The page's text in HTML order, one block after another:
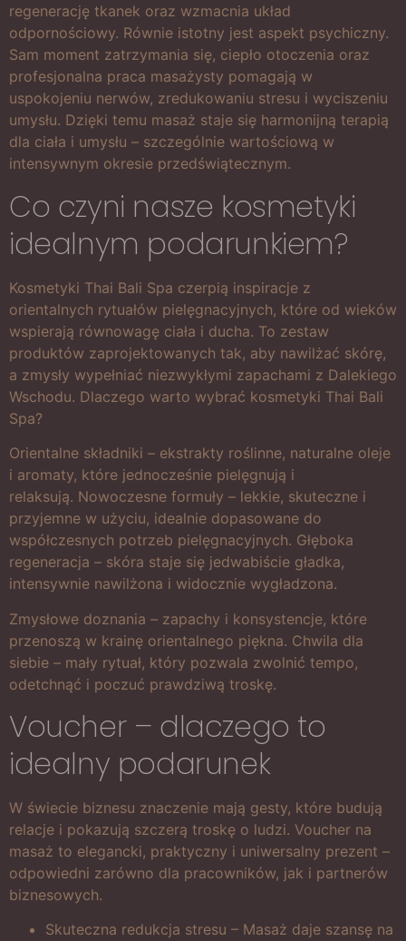
regenerację tkanek oraz wzmacnia układ
odpornościowy. Równie istotny jest aspekt psychiczny.
Sam moment zatrzymania się, ciepło otoczenia oraz
profesjonalna praca masażysty pomagają w
uspokojeniu nerwów, zredukowaniu stresu i wyciszeniu
umysłu. Dzięki temu masaż staje się harmonijną terapią
dla ciała i umysłu – szczególnie wartościową w
intensywnym okresie przedświątecznym.
Co czyni nasze kosmetyki
idealnym podarunkiem?
Kosmetyki Thai Bali Spa czerpią inspiracje z
orientalnych rytuałów pielęgnacyjnych, które od wieków
wspierają równowagę ciała i ducha. To zestaw
produktów zaprojektowanych tak, aby nawilżać skórę,
a zmysły wypełniać niezwykłymi zapachami z Dalekiego
Wschodu. Dlaczego warto wybrać kosmetyki Thai Bali
Spa?
Orientalne składniki – ekstrakty roślinne, naturalne oleje
i aromaty, które jednocześnie pielęgnują i
relaksują. Nowoczesne formuły – lekkie, skuteczne i
przyjemne w użyciu, idealnie dopasowane do
współczesnych potrzeb pielęgnacyjnych. Głęboka
regeneracja – skóra staje się jedwabiście gładka,
intensywnie nawilżona i widocznie wygładzona.
Zmysłowe doznania – zapachy i konsystencje, które
przenoszą w krainę orientalnego piękna. Chwila dla
siebie – mały rytuał, który pozwala zwolnić tempo,
odetchnąć i poczuć prawdziwą troskę.
Voucher – dlaczego to
idealny podarunek
W świecie biznesu znaczenie mają gesty, które budują
relacje i pokazują szczerą troskę o ludzi. Voucher na
masaż to elegancki, praktyczny i uniwersalny prezent –
odpowiedni zarówno dla pracowników, jak i partnerów
biznesowych.
Skuteczna redukcja stresu – Masaż daje szansę na